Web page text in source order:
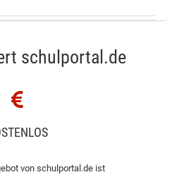
schulportal.de
von schulportal.de ist